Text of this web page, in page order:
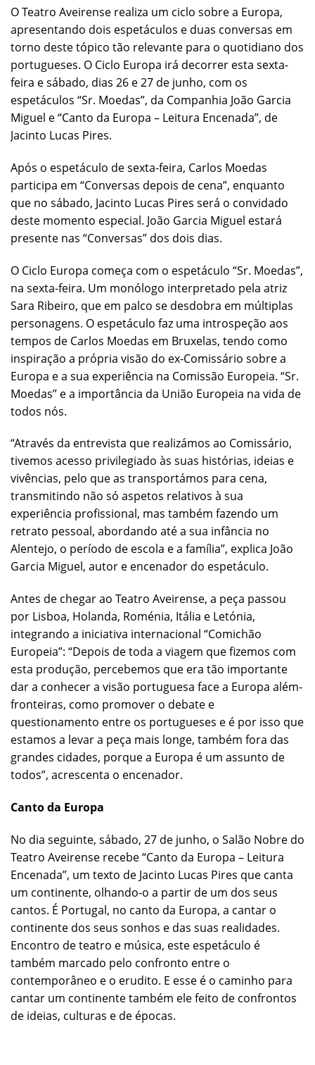
O Teatro Aveirense realiza um ciclo sobre a Europa,
apresentando dois espetáculos e duas conversas em
torno deste tópico tão relevante para o quotidiano dos
portugueses. O Ciclo Europa irá decorrer esta sexta-
feira e sábado, dias 26 e 27 de junho, com os
espetáculos “Sr. Moedas”, da Companhia João Garcia
Miguel e “Canto da Europa – Leitura Encenada”, de
Jacinto Lucas Pires.
Após o espetáculo de sexta-feira, Carlos Moedas
participa em “Conversas depois de cena”, enquanto
que no sábado, Jacinto Lucas Pires será o convidado
deste momento especial. João Garcia Miguel estará
presente nas “Conversas” dos dois dias.
O Ciclo Europa começa com o espetáculo “Sr. Moedas”,
na sexta-feira. Um monólogo interpretado pela atriz
Sara Ribeiro, que em palco se desdobra em múltiplas
personagens. O espetáculo faz uma introspeção aos
tempos de Carlos Moedas em Bruxelas, tendo como
inspiração a própria visão do ex-Comissário sobre a
Europa e a sua experiência na Comissão Europeia. “Sr.
Moedas” e a importância da União Europeia na vida de
todos nós.
“Através da entrevista que realizámos ao Comissário,
tivemos acesso privilegiado às suas histórias, ideias e
vivências, pelo que as transportámos para cena,
transmitindo não só aspetos relativos à sua
experiência profissional, mas também fazendo um
retrato pessoal, abordando até a sua infância no
Alentejo, o período de escola e a família”, explica João
Garcia Miguel, autor e encenador do espetáculo.
Antes de chegar ao Teatro Aveirense, a peça passou
por Lisboa, Holanda, Roménia, Itália e Letónia,
integrando a iniciativa internacional “Comichão
Europeia”: “Depois de toda a viagem que fizemos com
esta produção, percebemos que era tão importante
dar a conhecer a visão portuguesa face a Europa além-
fronteiras, como promover o debate e
questionamento entre os portugueses e é por isso que
estamos a levar a peça mais longe, também fora das
grandes cidades, porque a Europa é um assunto de
todos”, acrescenta o encenador.
Canto da Europa
No dia seguinte, sábado, 27 de junho, o Salão Nobre do
Teatro Aveirense recebe “Canto da Europa – Leitura
Encenada”, um texto de Jacinto Lucas Pires que canta
um continente, olhando-o a partir de um dos seus
cantos. É Portugal, no canto da Europa, a cantar o
continente dos seus sonhos e das suas realidades.
Encontro de teatro e música, este espetáculo é
também marcado pelo confronto entre o
contemporâneo e o erudito. E esse é o caminho para
cantar um continente também ele feito de confrontos
de ideias, culturas e de épocas.